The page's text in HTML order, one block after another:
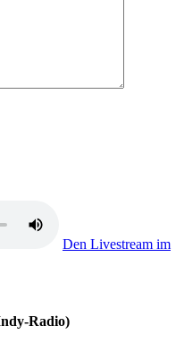
Den Livestream im
Radio)